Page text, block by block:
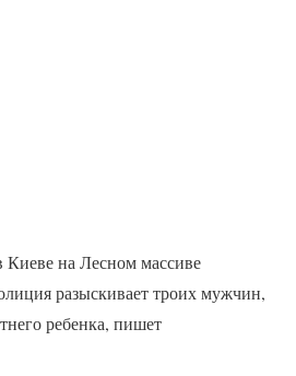
на Лесном массиве
разыскивает троих мужчин,
ребенка, пишет